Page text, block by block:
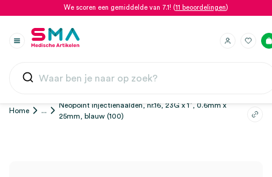
We scoren een gemiddelde van 7.1! (11 beoordelingen)
Home ...
Neopoint injectienaalden, nr.16, 23G x 1″, 0.6mm x
25mm, blauw (100)